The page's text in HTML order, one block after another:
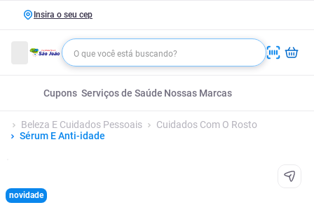
Insira o seu cep
Cupons Serviços de Saúde Nossas Marcas
Beleza E Cuidados Pessoais
Cuidados Com O Rosto
Sérum E Anti-idade
novidade